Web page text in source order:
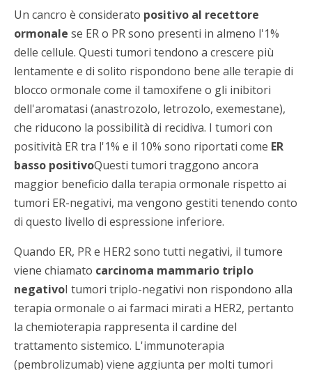
Un cancro è considerato positivo al recettore
ormonale se ER o PR sono presenti in almeno l'1%
delle cellule. Questi tumori tendono a crescere più
lentamente e di solito rispondono bene alle terapie di
blocco ormonale come il tamoxifene o gli inibitori
dell'aromatasi (anastrozolo, letrozolo, exemestane),
che riducono la possibilità di recidiva. I tumori con
positività ER tra l'1% e il 10% sono riportati come ER
basso positivoQuesti tumori traggono ancora
maggior beneficio dalla terapia ormonale rispetto ai
tumori ER-negativi, ma vengono gestiti tenendo conto
di questo livello di espressione inferiore.
Quando ER, PR e HER2 sono tutti negativi, il tumore
viene chiamato carcinoma mammario triplo
negativoI tumori triplo-negativi non rispondono alla
terapia ormonale o ai farmaci mirati a HER2, pertanto
la chemioterapia rappresenta il cardine del
trattamento sistemico. L'immunoterapia
(pembrolizumab) viene aggiunta per molti tumori